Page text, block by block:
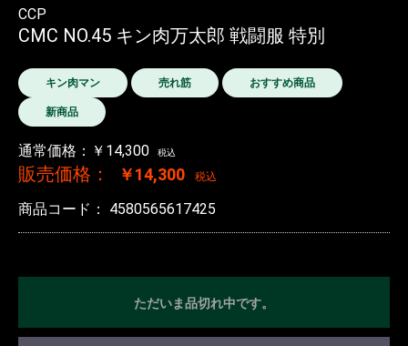
CCP
CMC NO.45 キン肉万太郎 戦闘服 特別
キン肉マン 売れ筋 おすすめ商品
新商品
通常価格：￥14,300 税込
販売価格： ￥14,300 税込
商品コード： 4580565617425
ただいま品切れ中です。